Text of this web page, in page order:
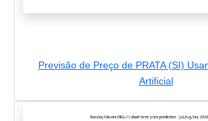
Previsão de Preço de PRATA (SI)
Artificial